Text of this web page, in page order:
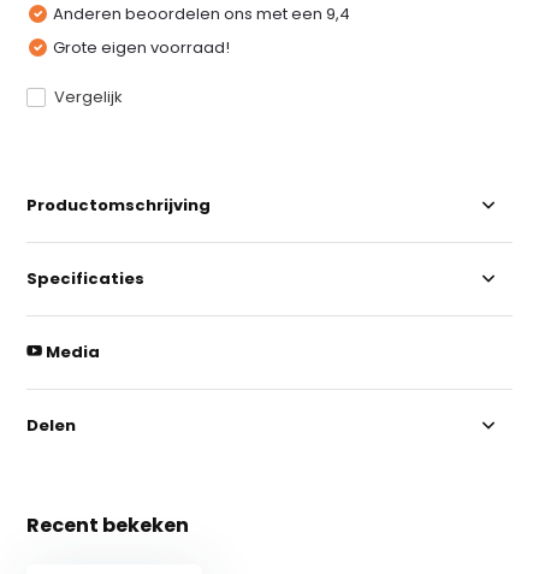
Anderen beoordelen ons met een 9,4
Grote eigen voorraad!
Vergelijk
Productomschrijving
Specificaties
Media
Delen
Recent bekeken